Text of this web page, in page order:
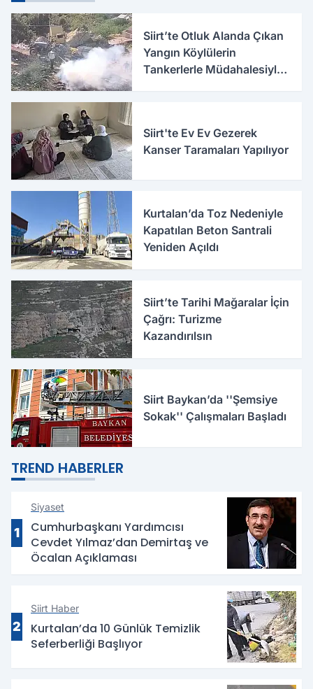
Siirt’te Otluk Alanda Çıkan
Yangın Köylülerin
Tankerlerle Müdahalesiyle
Siirt'te Ev Ev Gezerek
Kanser Taramaları Yapılıyor
Kurtalan’da Toz Nedeniyle
Kapatılan Beton Santrali
Yeniden Açıldı
Siirt’te Tarihi Mağaralar İçin
Çağrı: Turizme
Kazandırılsın
Siirt Baykan’da ''Şemsiye
Sokak'' Çalışmaları Başladı
TREND HABERLER
1
Siyaset
Cumhurbaşkanı Yardımcısı
Cevdet Yılmaz’dan Demirtaş ve
Öcalan Açıklaması
2
Siirt Haber
Kurtalan’da 10 Günlük Temizlik
Seferberliği Başlıyor